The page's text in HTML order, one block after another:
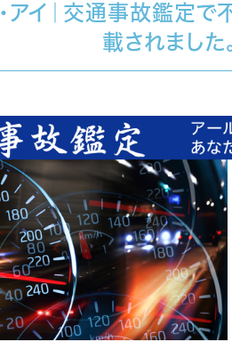
・アイ｜交通事故鑑定
載されました